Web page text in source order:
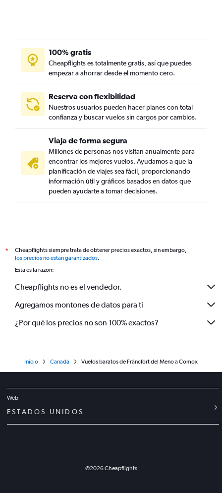
100% gratis
Cheapflights es totalmente gratis, así que puedes
empezar a ahorrar desde el momento cero.
Reserva con flexibilidad
Nuestros usuarios pueden hacer planes con total
confianza y buscar vuelos sin cargos por cambios.
Viaja de forma segura
Millones de personas nos visitan anualmente para
encontrar los mejores vuelos. Ayudamos a que la
planificación de viajes sea fácil, proporcionando
información útil y gráficos basados en datos que
pueden ayudarte a tomar decisiones.
*
Cheapflights siempre trata de obtener precios exactos, sin embargo,
los precios no están garantizados.
Esta es la razón:
Cheapflights no es el vendedor.
Agregamos montones de datos para ti
¿Por qué los precios no son 100% exactos?
Inicio Canadá Vuelos baratos de Fráncfort del Meno a Comox
Web
ESTADOS UNIDOS
©2026Cheapflights